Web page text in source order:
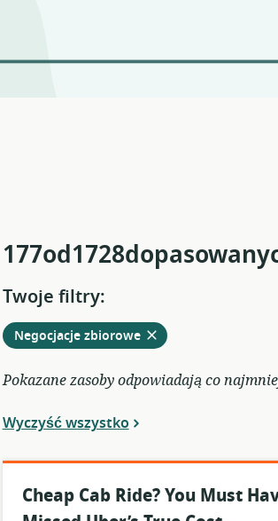
Twoje filtry:
Usuń
Negocjacje zbiorowez
obecnych
filtrów
Pokazane zasoby odpowiadają co
Wyczyść wszystko
Cheap Cab Ride? You Must